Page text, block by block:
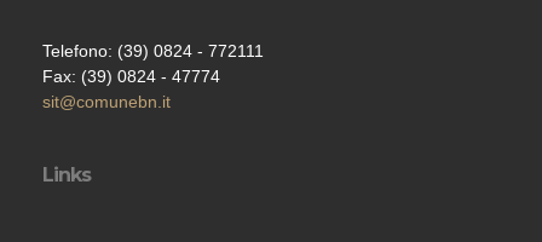
Telefono: (39) 0824 - 772111
Fax: (39) 0824 - 47774
sit@comunebn.it
Links